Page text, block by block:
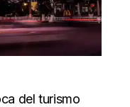
del turismo